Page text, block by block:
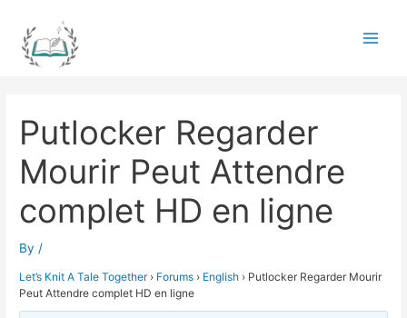
content
Putlocker Regarder
Mourir Peut Attendre
complet HD en ligne
By /
Let’s Knit A Tale Together › Forums › English › Putlocker Regarder Mourir
Peut Attendre complet HD en ligne